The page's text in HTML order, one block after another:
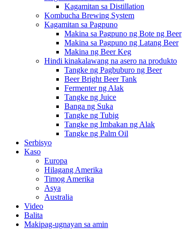
Kagamitan sa Distillation
Kombucha Brewing System
Kagamitan sa Pagpuno
Makina sa Pagpuno ng Bote ng Beer
Makina sa Pagpuno ng Latang Beer
Makina ng Beer Keg
Hindi kinakalawang na asero na produkto
Tangke ng Pagbuburo ng Beer
Beer Bright Beer Tank
Fermenter ng Alak
Tangke ng Juice
Banga ng Suka
Tangke ng Tubig
Tangke ng Imbakan ng Alak
Tangke ng Palm Oil
Serbisyo
Kaso
Europa
Hilagang Amerika
Timog Amerika
Asya
Australia
Video
Balita
Makipag-ugnayan sa amin